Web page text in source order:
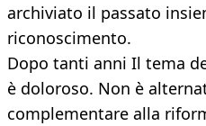
archiviato il passato
riconoscimento.
Dopo tanti anni Il tema
è doloroso. Non è
complementare alla